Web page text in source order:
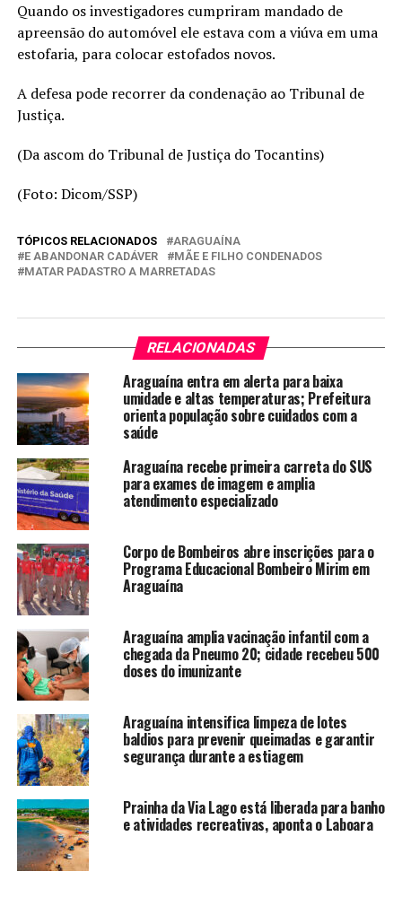
Quando os investigadores cumpriram mandado de
apreensão do automóvel ele estava com a viúva em uma
estofaria, para colocar estofados novos.
A defesa pode recorrer da condenação ao Tribunal de
Justiça.
(Da ascom do Tribunal de Justiça do Tocantins)
(Foto: Dicom/SSP)
TÓPICOS RELACIONADOS
ARAGUAÍNA
E ABANDONAR CADÁVER
MÃE E FILHO CONDENADOS
MATAR PADASTRO A MARRETADAS
RELACIONADAS
Araguaína entra em alerta para baixa
umidade e altas temperaturas; Prefeitura
orienta população sobre cuidados com a
saúde
Araguaína recebe primeira carreta do SUS
para exames de imagem e amplia
atendimento especializado
Corpo de Bombeiros abre inscrições para o
Programa Educacional Bombeiro Mirim em
Araguaína
Araguaína amplia vacinação infantil com a
chegada da Pneumo 20; cidade recebeu 500
doses do imunizante
Araguaína intensifica limpeza de lotes
baldios para prevenir queimadas e garantir
segurança durante a estiagem
Prainha da Via Lago está liberada para banho
e atividades recreativas, aponta o Laboara